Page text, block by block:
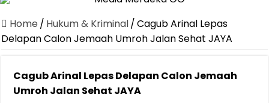
Canangkan Desa TAPIS dan Luncurkan Sekolah Lansia di
Pemprov Lampung Berhasil Kendalikan Inflasi, Jadi Provinsi
Dirut Jasa Raharja Dampingi Wamenhub Tinjau Penanganan
Pastikan Pelayanan Maksimal, Direksi Jasa Raharja Tinjau Korban
Home / Hukum & Kriminal/Cagub Arinal Lepas
Delapan Calon Jemaah Umroh Jalan Sehat JAYA
Cagub Arinal Lepas Delapan Calon Jemaah
Umroh Jalan Sehat JAYA